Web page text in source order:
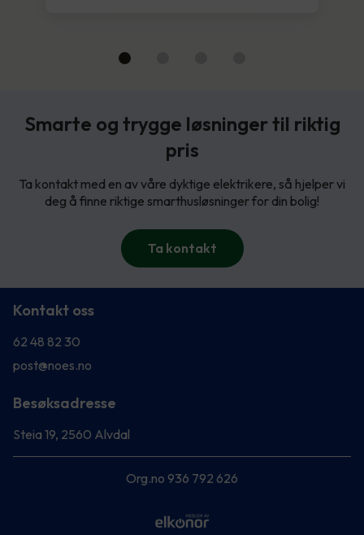
Smarte og trygge løsninger til riktig
pris
Ta kontakt med en av våre dyktige elektrikere, så hjelper vi
deg å finne riktige smarthusløsninger for din bolig!
Ta kontakt
Kontakt oss
62 48 82 30
post@noes.no
Besøksadresse
Steia 19, 2560 Alvdal
Org.no 936 792 626